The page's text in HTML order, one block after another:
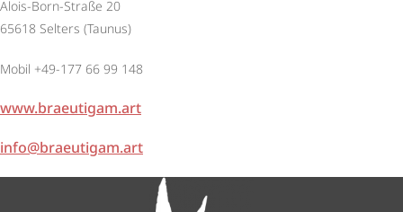
Alois-Born-Straße 20
65618 Selters (Taunus)
Mobil +49-177 66 99 148
www.braeutigam.art
info@braeutigam.art